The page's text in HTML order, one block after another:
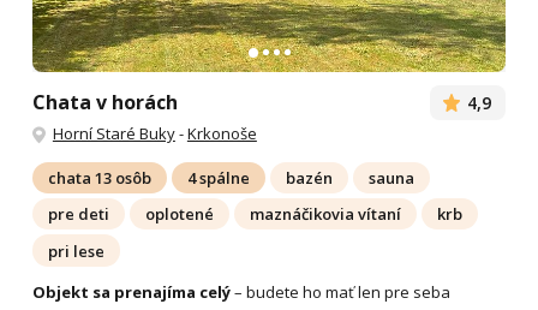
Chata v horách 4,9
Horní Staré Buky-Krkonoše
chata 13 osôb 4 spálne bazén
sauna
pre deti
oplotené maznáčikovia vítaní
krb
pri lese
Objekt sa prenajíma celý– budete ho mať len pre seba